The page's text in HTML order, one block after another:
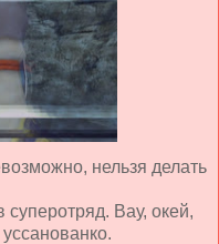
нельзя делать
Вау, окей,